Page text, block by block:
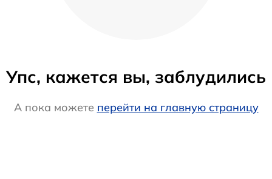
Упс, кажется вы, заблудились
А пока можете перейти на главную страницу